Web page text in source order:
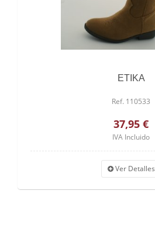
ETIKA
Ref. 110533
37,95 €
IVA Incluido
Ver Detalles